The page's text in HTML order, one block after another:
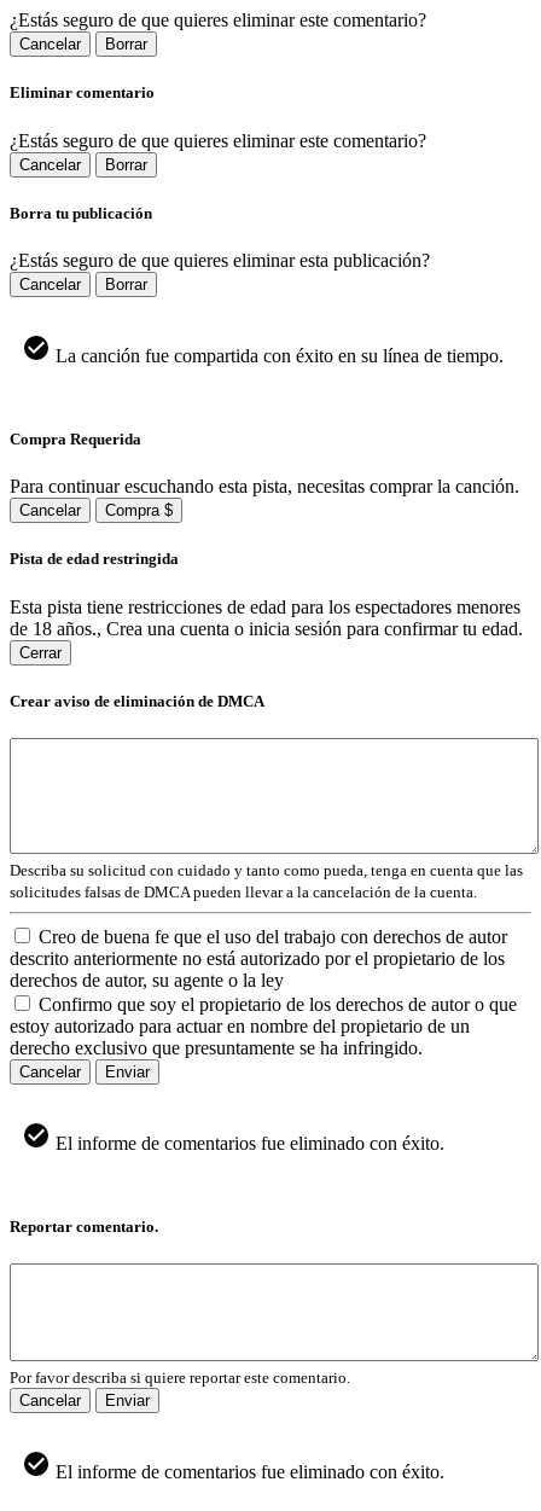
¿Estás seguro de que quieres eliminar este comentario?
Cancelar Borrar
Eliminar comentario
¿Estás seguro de que quieres eliminar este comentario?
Cancelar Borrar
Borra tu publicación
¿Estás seguro de que quieres eliminar esta publicación?
Cancelar Borrar
La canción fue compartida con éxito en su línea de tiempo.
Compra Requerida
Para continuar escuchando esta pista, necesitas comprar la canción.
Cancelar Compra $
Pista de edad restringida
Esta pista tiene restricciones de edad para los espectadores menores
de 18 años., Crea una cuenta o inicia sesión para confirmar tu edad.
Cerrar
Crear aviso de eliminación de DMCA
Describa su solicitud con cuidado y tanto como pueda, tenga en cuenta que las
solicitudes falsas de DMCA pueden llevar a la cancelación de la cuenta.
Creo de buena fe que el uso del trabajo con derechos de autor
descrito anteriormente no está autorizado por el propietario de los
derechos de autor, su agente o la ley
Confirmo que soy el propietario de los derechos de autor o que
estoy autorizado para actuar en nombre del propietario de un
derecho exclusivo que presuntamente se ha infringido.
Cancelar Enviar
El informe de comentarios fue eliminado con éxito.
Reportar comentario.
Por favor describa si quiere reportar este comentario.
Cancelar
Enviar
El informe de comentarios fue eliminado con éxito.